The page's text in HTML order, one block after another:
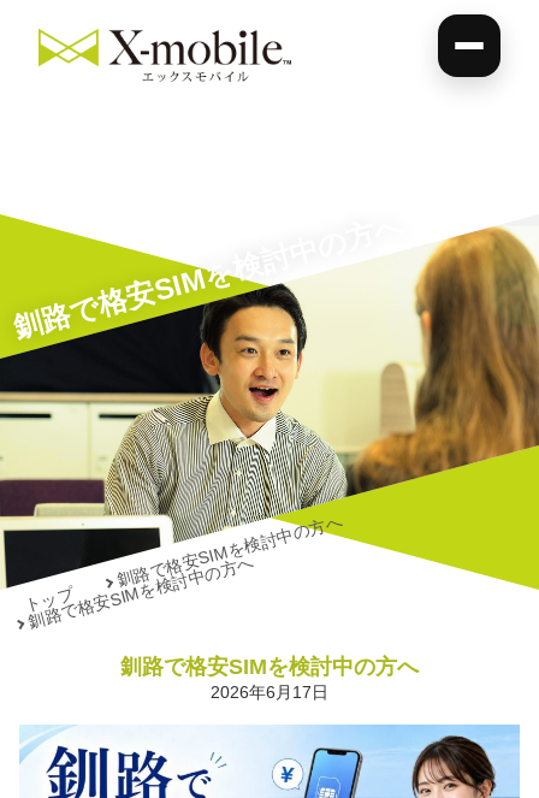
釧路で格安SIMを検討中の方へ
トップ
釧路で格安SIMを検討中の方へ
釧路で格安SIMを検討中の方へ
釧路で格安SIMを検討中の方へ
2026年6月17日